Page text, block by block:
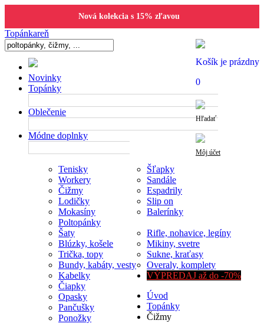
Nová kolekcia s 15% zľavou
Topánkareň
Košík je prázdny
0
Hľadať
Môj účet
Novinky
Topánky
Tenisky
Workery
Čižmy
Lodičky
Mokasíny
Poltopánky
Šľapky
Sandále
Espadrily
Slip on
Balerínky
Oblečenie
Šaty
Blúzky, košele
Trička, topy
Bundy, kabáty, vesty
Rifle, nohavice, legíny
Mikiny, svetre
Sukne, kraťasy
Overaly, komplety
Módne doplnky
Kabelky
Čiapky
Opasky
Pančušky
Ponožky
VÝPREDAJ až do -70%
Úvod
Topánky
Čižmy